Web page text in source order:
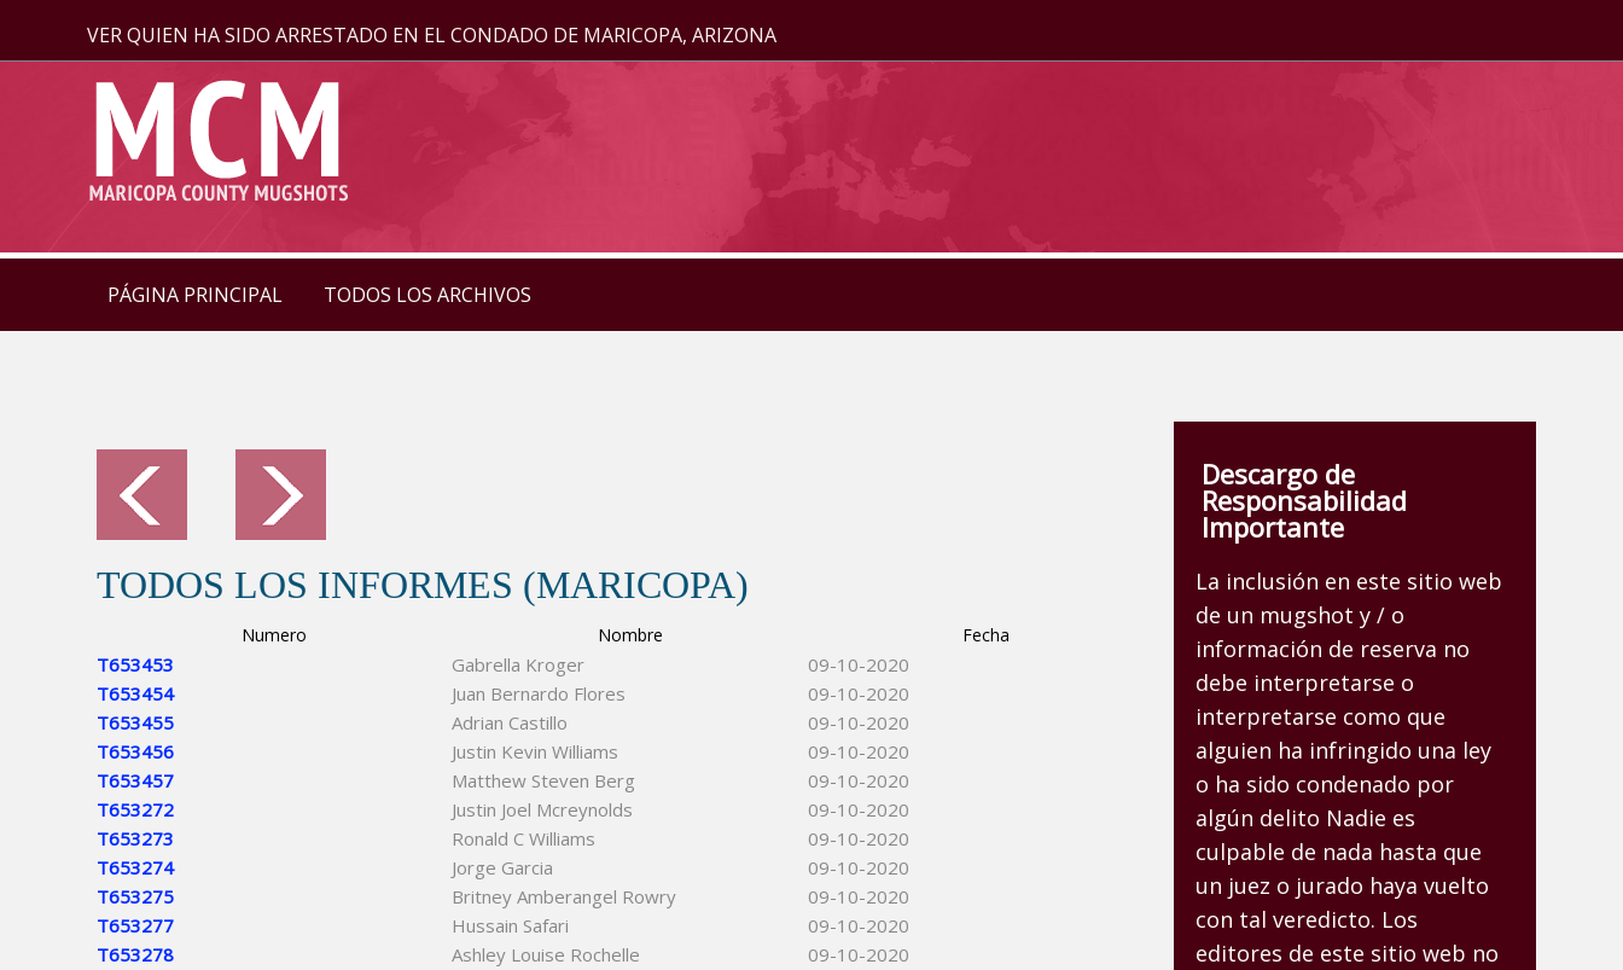
VER QUIEN HA SIDO ARRESTADO EN EL CONDADO DE MARICOPA, ARIZONA
PÁGINA PRINCIPAL TODOS LOS ARCHIVOS
TODOS LOS INFORMES (MARICOPA)
Numero Nombre Fecha
T653453 Gabrella Kroger
09-10-2020
T653454
Juan Bernardo Flores
09-10-2020
T653455
Adrian Castillo
09-10-2020
T653456
Justin Kevin Williams
09-10-2020
T653457
Matthew Steven Berg
09-10-2020
T653272
Justin Joel Mcreynolds
09-10-2020
T653273
Ronald C Williams
09-10-2020
T653274
Jorge Garcia
09-10-2020
T653275
Britney Amberangel Rowry
09-10-2020
T653277
Hussain Safari
09-10-2020
T653278
Ashley Louise Rochelle
09-10-2020
Descargo de
Responsabilidad
Importante
La inclusión en este sitio web
de un mugshot y / o
información de reserva no
debe interpretarse o
interpretarse como que
alguien ha infringido una ley
o ha sido condenado por
algún delito Nadie es
culpable de nada hasta que
un juez o jurado haya vuelto
con tal veredicto. Los
editores de este sitio web no